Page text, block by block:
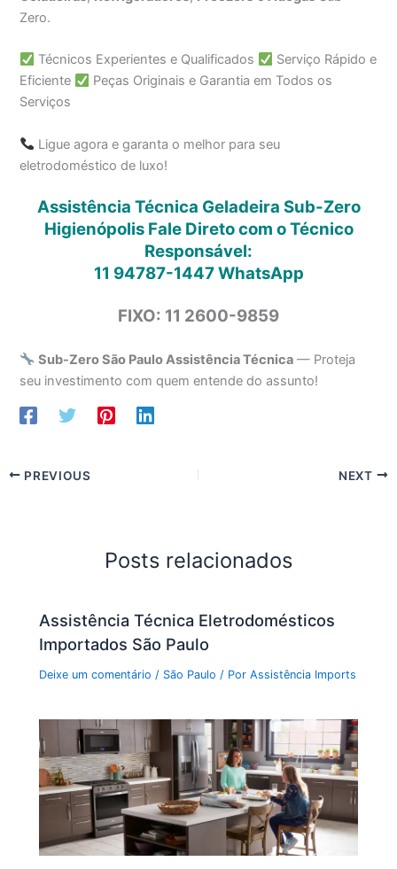
Zero.
Técnicos Experientes e Qualificados
Serviço Rápido e
Eficiente
Peças Originais e Garantia em Todos os
Serviços
Ligue agora e garanta o melhor para seu
eletrodoméstico de luxo!
Assistência Técnica Geladeira Sub-Zero
Higienópolis Fale Direto com o Técnico
Responsável:
11 94787-1447WhatsApp
FIXO: 11 2600-9859
Sub-Zero São Paulo Assistência Técnica — Proteja
seu investimento com quem entende do assunto!
PREVIOUS NEXT
Posts relacionados
Assistência Técnica Eletrodomésticos
Importados São Paulo
Deixe um comentário / São Paulo / PorAssistência Imports